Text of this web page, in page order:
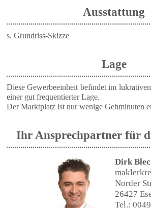
Ausstattung
s. Grundriss-Skizze
Lage
Diese Gewerbeeinheit befindet im
einer gut frequentierter Lage.
Der Marktplatz ist nur wenige Gehminuten
Ihr Ansprechpartner für
Dirk
Norder
26427
Tel.: